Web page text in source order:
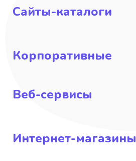
Сайты-каталоги
Корпоративные
Веб-сервисы
Интернет-магазины